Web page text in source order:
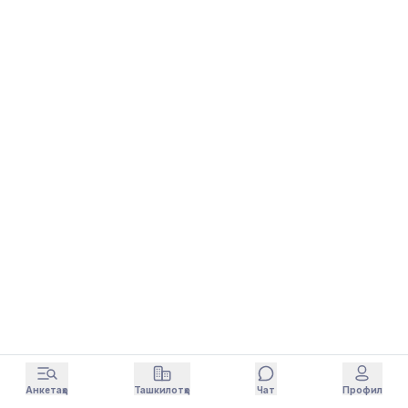
Анкетаҳо Ташкилотҳо Чат Профил